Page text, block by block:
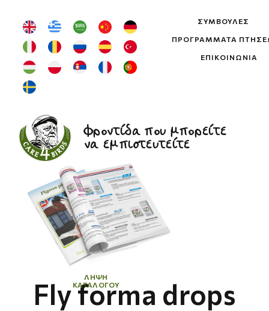
ΣΥΜΒΟΥΛΈΣ
ΠΡΟΓΡΆΜΜΑΤΑ
ΕΠΙΚΟΙΝΩΝΊΑ
Φροντίδα που μπορείτε
να εμπιστευτείτε
ΛΗΨΗ
ΚΑΤΑΛΟΓΟΥ
Fly forma drops